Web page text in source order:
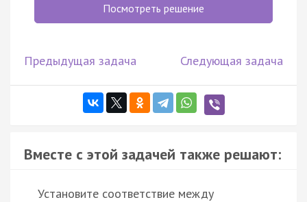
Посмотреть решение
Предыдущая задача Следующая задача
Вместе с этой задачей также решают:
Установите соответствие между